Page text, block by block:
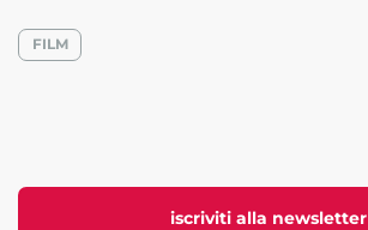
iscriviti alla newsletter
FILM